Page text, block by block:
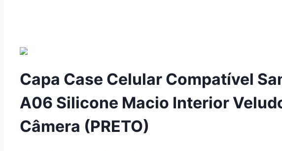
Capa Case Celular Compatível
A06 Silicone Macio Interior
Câmera (PRETO)